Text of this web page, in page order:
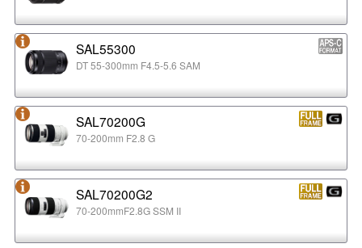
SAL55300
DT 55-300mm F4.5-5.6 SAM
SAL70200G
70-200mm F2.8 G
SAL70200G2
70-200mmF2.8G SSM II